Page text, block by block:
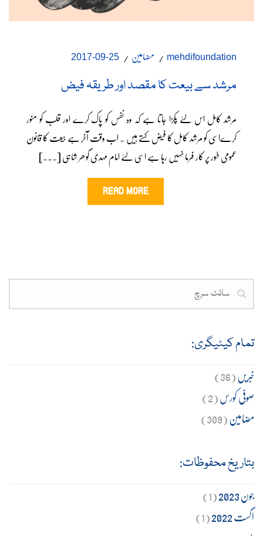
mehdifoundation مضامین 25-09-2017
مرشد سے بیعت کا مقصد اور طریقہ فیض
مرشد کامل اس لئے پکڑا جاتا ہے کہ وہ نفس کو پاک کرے اور قلب کو منور
کرےاسی کو مرشد کامل کا فیض کہتے ہیں ۔ اب وقت آخر ہے بیعت کا قانون
عمومی طور پر کار فرما نہیں رہا ہے اسی لئے امام مہدی گوھر شاہی [...]
READ MORE
تمام کیٹیگری:
خبریں(36)
صوفی کورس(2)
مضامین(309)
بتاریخ محفوظات:
جون 2023
(1)
اگست 2022
(1)